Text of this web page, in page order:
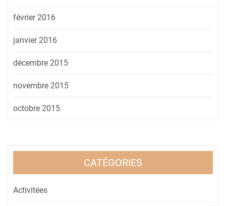
février 2016
janvier 2016
décembre 2015
novembre 2015
octobre 2015
CATÉGORIES
Activitées